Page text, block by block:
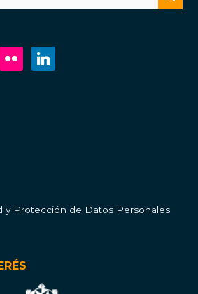
flickr
y Protección de Datos Personales